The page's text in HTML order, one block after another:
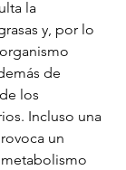
la
y, por lo
de
los
Incluso una
un